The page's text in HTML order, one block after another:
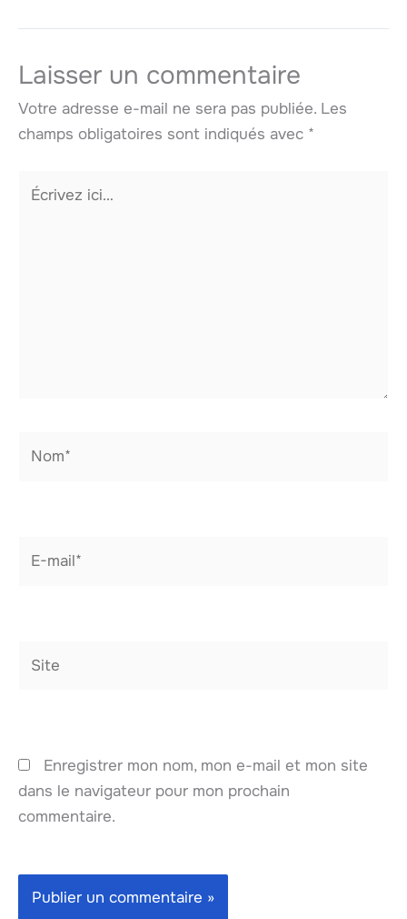
Laisser un commentaire
Votre adresse e-mail ne sera pas publiée. Les
champs obligatoires sont indiqués avec *
Écrivez
Enregistrer mon nom, mon e-mail et mon site
dans le navigateur pour mon prochain
commentaire.